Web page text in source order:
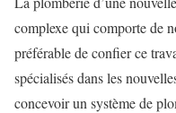
complexe qui comporte de
préférable de confier ce
spécialisés dans les
concevoir un système de